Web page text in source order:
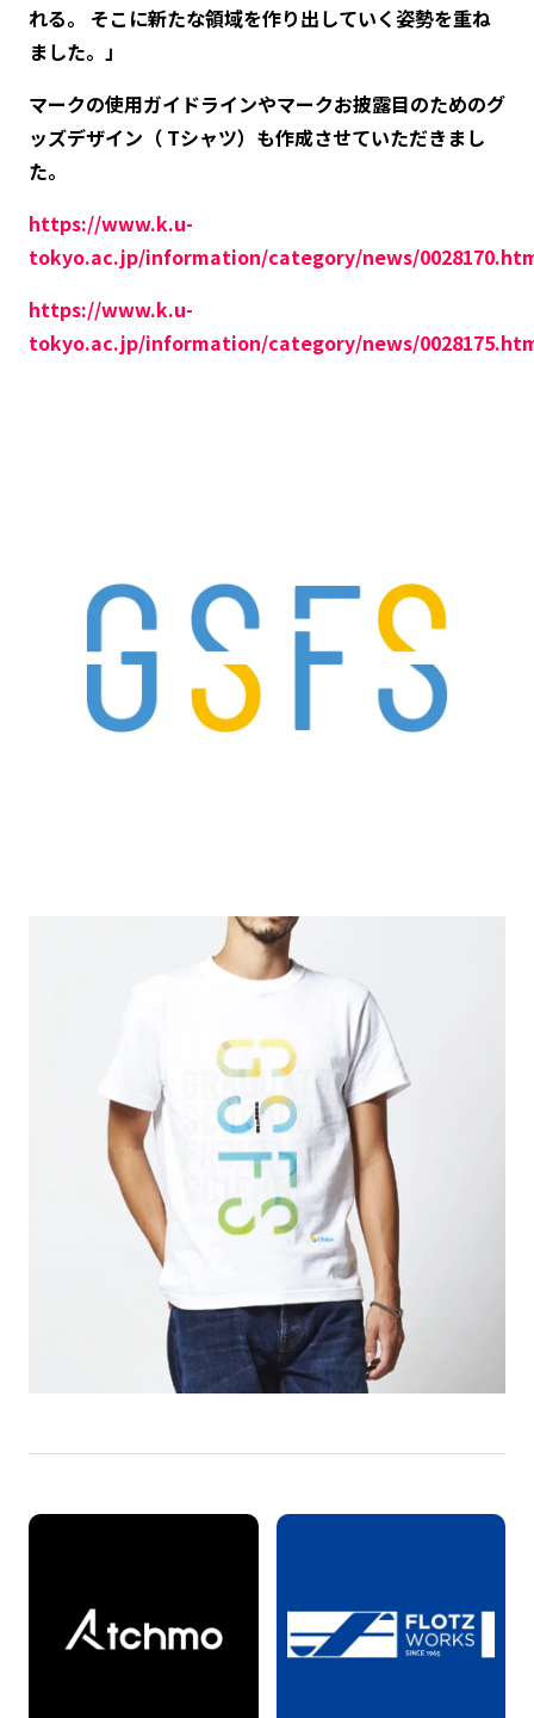
れる。 そこに新たな領域を作り出していく姿勢を重ね
ました。」
マークの使用ガイドラインやマークお披露目のためのグ
ッズデザイン（ Tシャツ）も作成させていただきまし
た。
https://www.k.u-
tokyo.ac.jp/information/category/news/
https://www.k.u-
tokyo.ac.jp/information/category/news/